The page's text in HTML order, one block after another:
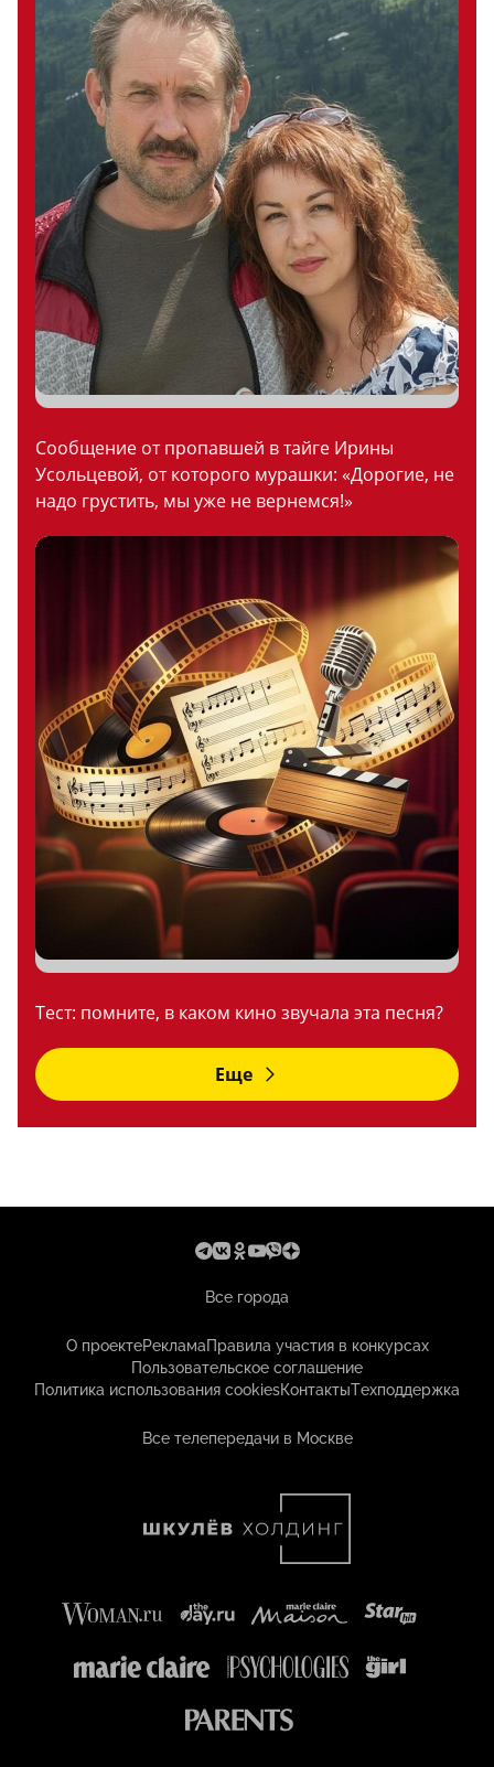
Сообщение от пропавшей в тайге Ирины
Усольцевой, от которого мурашки: «Дорогие, не
надо грустить, мы уже не вернемся!»
Тест: помните, в каком кино звучала эта песня?
Еще
Все города
О проектеРекламаПравила участия в конкурсах
Пользовательское соглашение
Политика использования cookiesКонтактыТехподдержка
Все телепередачи в Москве